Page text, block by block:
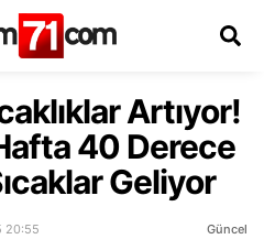
Artıyor!
40 Derece
Geliyor
20:55 Güncel